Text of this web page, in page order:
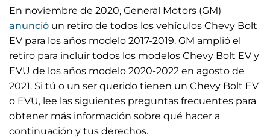
En noviembre de 2020, General Motors (GM)
anunció un retiro de todos los vehículos Chevy Bolt
EV para los años modelo 2017-2019. GM amplió el
retiro para incluir todos los modelos Chevy Bolt EV y
EVU de los años modelo 2020-2022 en agosto de
2021. Si tú o un ser querido tienen un Chevy Bolt EV
o EVU, lee las siguientes preguntas frecuentes para
obtener más información sobre qué hacer a
continuación y tus derechos.